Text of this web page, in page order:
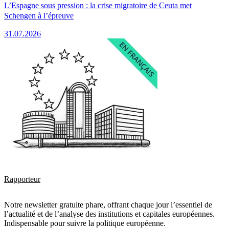
L’Espagne sous pression : la crise migratoire de Ceuta met
Schengen à l’épreuve
31.07.2026
Rapporteur
Notre newsletter gratuite phare, offrant chaque jour l’essentiel de
l’actualité et de l’analyse des institutions et capitales européennes.
Indispensable pour suivre la politique européenne.